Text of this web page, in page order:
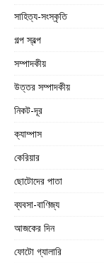
সাহিত্য-সংস্কৃতি
গল্প স্বল্প
সম্পাদকীয়
উত্তর সম্পাদকীয়
নিকট-দূর
ক্যাম্পাস
কেরিয়ার
ছোটোদের পাতা
ব্যবসা-বাণিজ্য
আজকের দিন
ফোটো গ্যালারি